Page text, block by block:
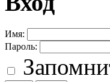
Имя:
Пароль: